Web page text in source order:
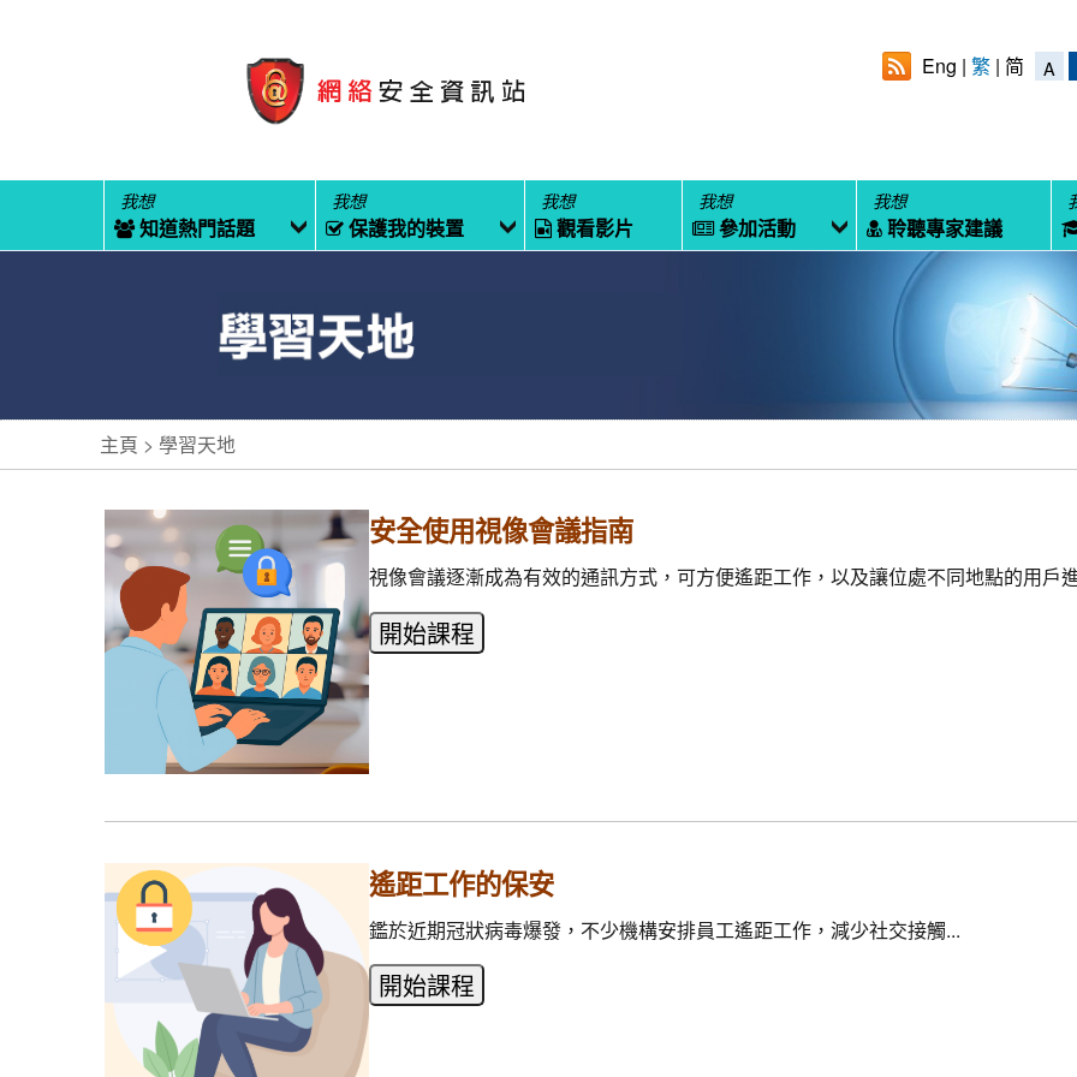
Eng 繁 简 A
我想
知道熱門話題
我想
保護我的裝置
我想
觀看影片
我想
參加活動
我想
聆聽專家建議
主頁 學習天地
安全使用視像會議指南
視像會議逐漸成為有效的通訊方式，可方便遙距工作，以及讓位處不同地點的用戶
遙距工作的保安
鑑於近期冠狀病毒爆發，不少機構安排員工遙距工作，減少社交接觸...